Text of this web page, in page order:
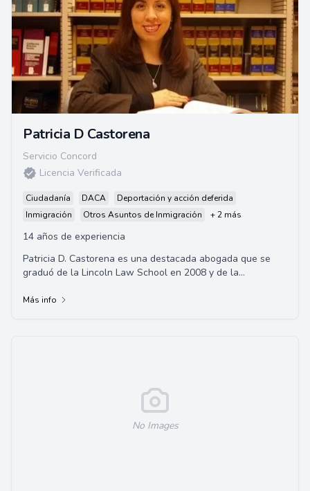
Patricia D Castorena
Servicio Concord
Licencia Verificada
Ciudadanía DACA
Deportación y acción deferida
Inmigración
Otros Asuntos de Inmigración + 2 más
14 años de experiencia
Patricia D. Castorena es una destacada abogada que se
graduó de la Lincoln Law School en 2008 y de la
Más info
No Images